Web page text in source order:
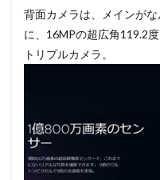
背面カメラは、メインが
に、16MPの超広角119.2
トリプルカメラ。